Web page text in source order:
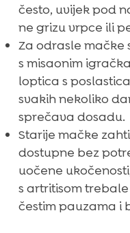
često, uvijek pod
ne grizu vrpce ili
Za odrasle mačke
s misaonim
loptica s
svakih nekoliko
sprečava dosadu.
Starije mačke
dostupne bez
uočene
s artritisom
čestim pauzama i